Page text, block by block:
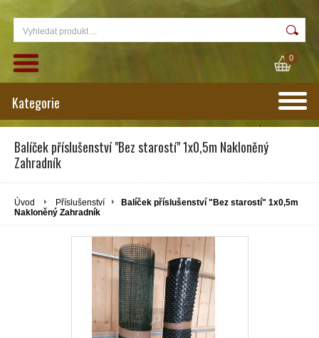
0
Kategorie
Balíček příslušenství "Bez starostí" 1x0,5m Nakloněný
Zahradník
Úvod Příslušenství
Balíček příslušenství "Bez starostí" 1x0,5m
Nakloněný Zahradník